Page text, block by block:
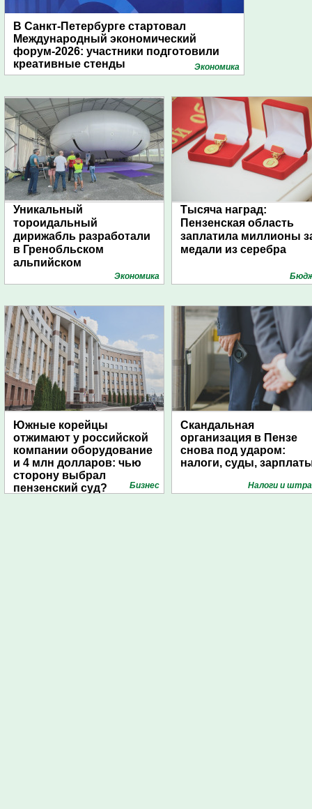
В Санкт-Петербурге стартовал
Международный экономический
форум-2026: участники подготовили
креативные стенды
Экономика
Уникальный
тороидальный
дирижабль разработали
в Гренобльском
альпийском
Экономика
Тысяча наград:
Пензенская область
заплатила миллионы
медали из серебра
Южные корейцы
отжимают у российской
компании оборудование
и 4 млн долларов: чью
сторону выбрал
пензенский суд?
Бизнес
Скандальная
организация в Пензе
снова под ударом:
налоги, суды,
Налоги и